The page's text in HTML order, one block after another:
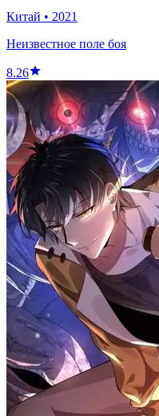
Китай • 2021
Неизвестное поле боя
8.26